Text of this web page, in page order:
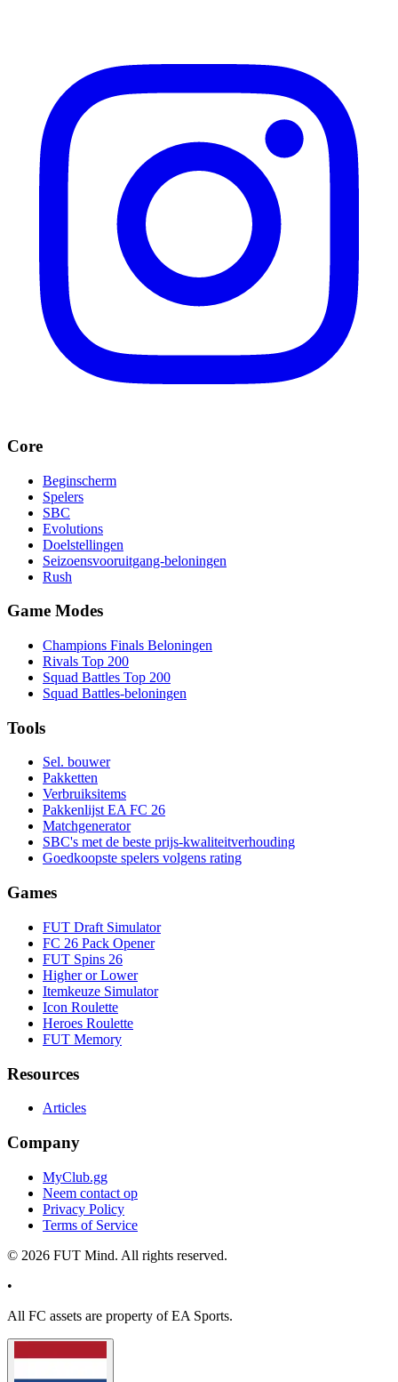
Core
Beginscherm
Spelers
SBC
Evolutions
Doelstellingen
Seizoensvooruitgang-beloningen
Rush
Game Modes
Champions Finals Beloningen
Rivals Top 200
Squad Battles Top 200
Squad Battles-beloningen
Tools
Sel. bouwer
Pakketten
Verbruiksitems
Pakkenlijst EA FC 26
Matchgenerator
SBC's met de beste prijs-kwaliteitverhouding
Goedkoopste spelers volgens rating
Games
FUT Draft Simulator
FC 26 Pack Opener
FUT Spins 26
Higher or Lower
Itemkeuze Simulator
Icon Roulette
Heroes Roulette
FUT Memory
Resources
Articles
Company
MyClub.gg
Neem contact op
Privacy Policy
Terms of Service
© 2026 FUT Mind. All rights reserved.
•
All FC assets are property of EA Sports.